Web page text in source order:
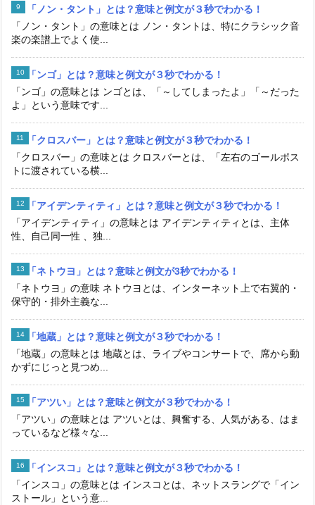
「ノン・タント」とは？意味と例文が３秒でわかる！
「ノン・タント」の意味とは ノン・タントは、特にクラシック音
楽の楽譜上でよく使...
「ンゴ」とは？意味と例文が３秒でわかる！
「ンゴ」の意味とは ンゴとは、「～してしまったよ」「～だった
よ」という意味です...
「クロスバー」とは？意味と例文が３秒でわかる！
「クロスバー」の意味とは クロスバーとは、「左右のゴールポス
トに渡されている横...
「アイデンティティ」とは？意味と例文が３秒でわかる！
「アイデンティティ」の意味とは アイデンティティとは、主体
性、自己同一性 、独...
「ネトウヨ」とは？意味と例文が3秒でわかる！
「ネトウヨ」の意味 ネトウヨとは、インターネット上で右翼的・
保守的・排外主義な...
「地蔵」とは？意味と例文が３秒でわかる！
「地蔵」の意味とは 地蔵とは、ライブやコンサートで、席から動
かずにじっと見つめ...
「アツい」とは？意味と例文が３秒でわかる！
「アツい」の意味とは アツいとは、興奮する、人気がある、はま
っているなど様々な...
「インスコ」とは？意味と例文が３秒でわかる！
「インスコ」の意味とは インスコとは、ネットスラングで「イン
ストール」という意...